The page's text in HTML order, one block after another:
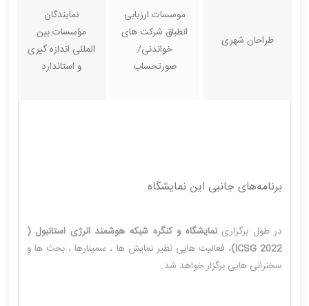
طراحان شهری
موسسات ارزیابی
انطباق شرکت های
خواندنی/
صورتحساب
نمایندگان
مؤسسات بین
المللی اندازه گیری
و استاندارد
برنامه‌های جانبی این نمایشگاه
در طول برگزارینمایشگاه و کنگره شبکه هوشمند انرژی استانبول (
2022 ICSG)
، فعالیت هایی نظیر نمایش ها ، سمینارها ، بحث ها و
سخنرانی هایی برگزار خواهد شد.